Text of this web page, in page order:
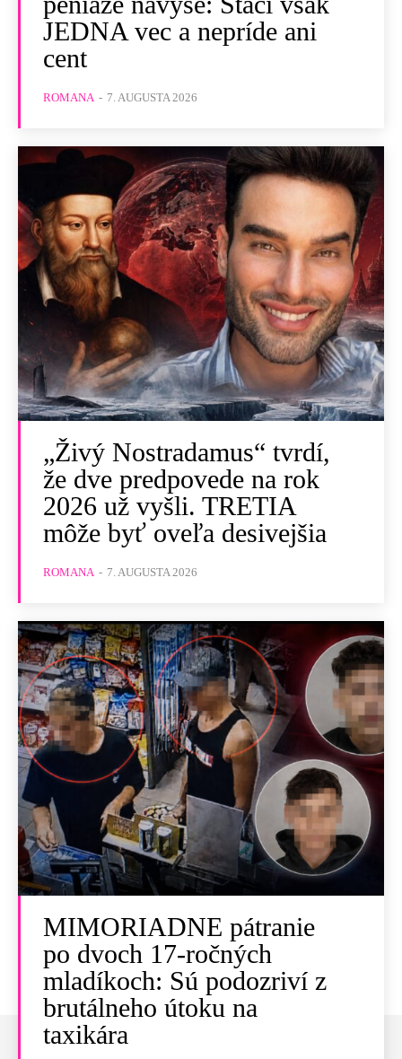
JEDNA vec a nepríde ani
cent
ROMANA - 7. AUGUSTA 2026
„Živý Nostradamus“ tvrdí,
že dve predpovede na rok
2026 už vyšli. TRETIA
môže byť oveľa desivejšia
ROMANA - 7. AUGUSTA 2026
MIMORIADNE pátranie
po dvoch 17-ročných
mladíkoch: Sú podozriví z
brutálneho útoku na
taxikára